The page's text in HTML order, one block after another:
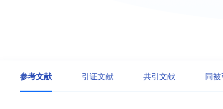
参考文献 引证文献 共引文献 同